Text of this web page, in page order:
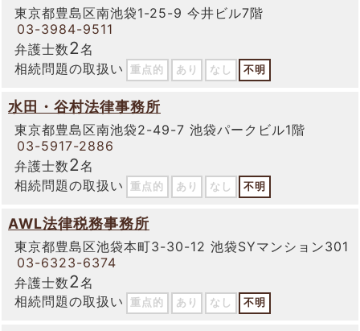
東京都豊島区南池袋1-25-9 今井ビル7階
03-3984-9511
弁護士数2名
相続問題の取扱い
重点的 あり なし 不明
水田・谷村法律事務所
東京都豊島区南池袋2-49-7 池袋パークビル1階
03-5917-2886
弁護士数2名
相続問題の取扱い
重点的 あり なし 不明
AWL法律税務事務所
東京都豊島区池袋本町3-30-12 池袋SYマンション301
03-6323-6374
弁護士数2名
相続問題の取扱い
重点的 あり なし 不明